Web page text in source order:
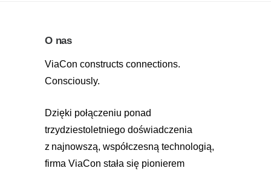
O nas
ViaCon constructs connections.
Consciously.
Dzięki połączeniu ponad
trzydziestoletniego doświadczenia
z najnowszą, współczesną technologią,
firma ViaCon stała się pionierem